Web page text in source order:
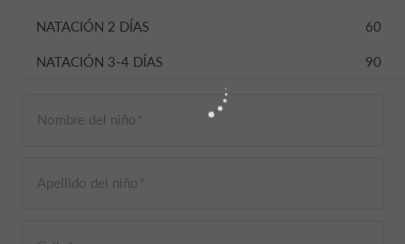
NATACIÓN 2 DÍAS 60
NATACIÓN 3-4 DÍAS 90
Nombre del niño
Apellido del niño